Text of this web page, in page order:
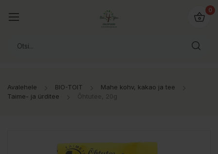
0
Avalehele BIO-TOIT
Mahe kohv, kakao ja tee
Taime- ja ürditee
Õhtutee, 20g